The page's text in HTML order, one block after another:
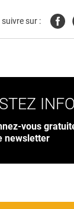
sur :
vous
newsletter